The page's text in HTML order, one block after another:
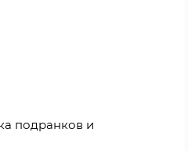
подранков и